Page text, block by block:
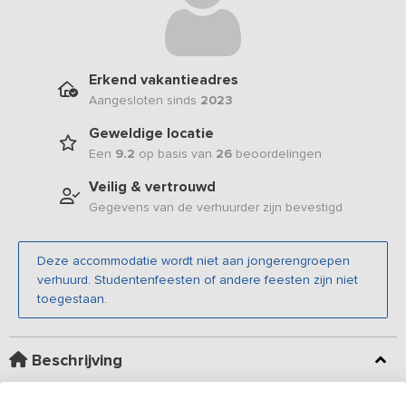
Erkend vakantieadres
Aangesloten sinds 2023
Geweldige locatie
Een 9.2 op basis van 26 beoordelingen
Veilig & vertrouwd
Gegevens van de verhuurder zijn bevestigd
Deze accommodatie wordt niet aan jongerengroepen
verhuurd. Studentenfeesten of andere feesten zijn niet
toegestaan.
Beschrijving